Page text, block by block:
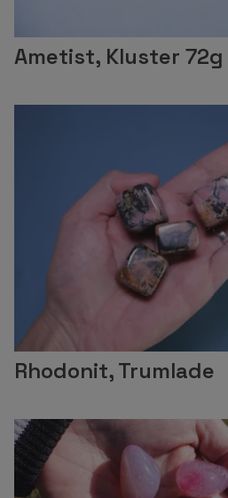
Ametist, Kluster 72g
Rhodonit, Trumlade